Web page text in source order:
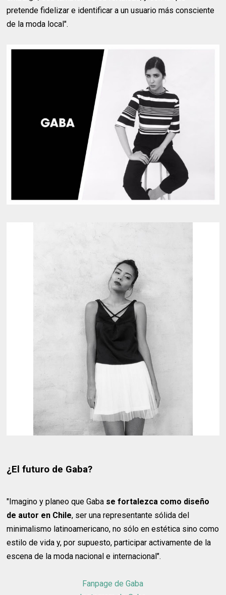
pretende fidelizar e identificar a un usuario más consciente
de la moda local".
¿El futuro de Gaba?
"Imagino y planeo que Gaba se fortalezca como diseño
de autor en Chile, ser una representante sólida del
minimalismo latinoamericano, no sólo en estética sino como
estilo de vida y, por supuesto, participar activamente de la
escena de la moda nacional e internacional".
Fanpage de Gaba